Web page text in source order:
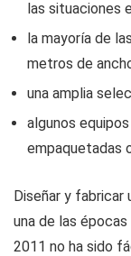
las situaciones
la mayoría de
metros de
una amplia
algunos
empaquetadas
Diseñar y fabricar
una de las
2011 no ha sido